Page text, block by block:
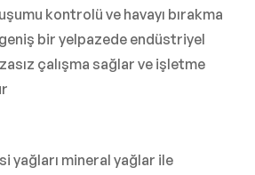
kontrolü ve havayı bırakma
bir yelpazede endüstriyel
çalışma sağlar ve işletme
yağları mineral yağlar ile